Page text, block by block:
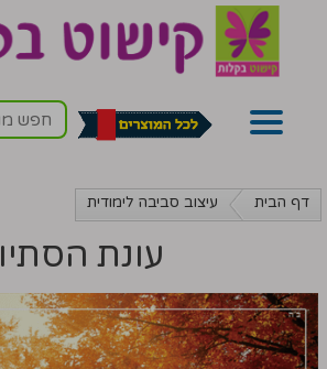
דף הבית עיצוב סביבה לימודית
עונת הסתיו